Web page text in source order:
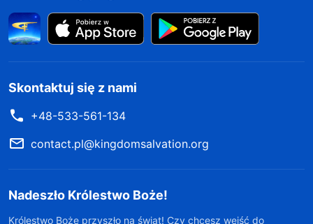
Skontaktuj się z nami
+48-533-561-134
contact.pl@kingdomsalvation.org
Nadeszło Królestwo Boże!
Królestwo Boże przyszło na świat! Czy chcesz wejść do